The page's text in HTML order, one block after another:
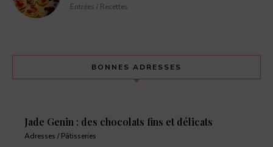
Entrées / Recettes
BONNES ADRESSES
Jade Genin : des chocolats fins et délicats
Adresses / Pâtisseries